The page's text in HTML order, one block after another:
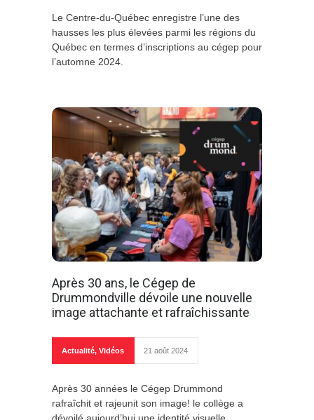
Le Centre-du-Québec enregistre l’une des
hausses les plus élevées parmi les régions du
Québec en termes d’inscriptions au cégep pour
l’automne 2024.
Après 30 ans, le Cégep de
Drummondville dévoile une nouvelle
image attachante et rafraîchissante
Actualité, Vidéos 21 août 2024
Après 30 années le Cégep Drummond
rafraîchit et rajeunit son image! le collège a